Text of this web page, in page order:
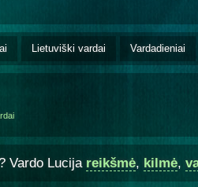
Lietuviški vardai Vardadieniai
Vardo Lucija reikšmė, kilmė,